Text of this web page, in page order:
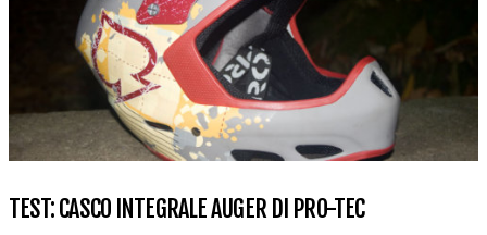
TEST: CASCO INTEGRALE AUGER DI PRO-TEC